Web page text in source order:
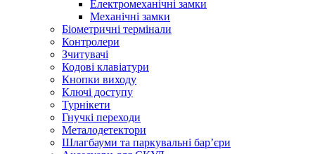
Електромеханічні замки
Механічні замки
Біометричні термінали
Контролери
Зчитувачі
Кодові клавіатури
Кнопки виходу
Ключі доступу
Турнікети
Гнучкі переходи
Металодетектори
Шлагбауми та паркувальні бар’єри